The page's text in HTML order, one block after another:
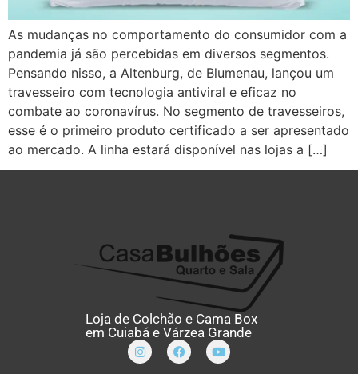
As mudanças no comportamento do consumidor com a
pandemia já são percebidas em diversos segmentos.
Pensando nisso, a Altenburg, de Blumenau, lançou um
travesseiro com tecnologia antiviral e eficaz no
combate ao coronavírus. No segmento de travesseiros,
esse é o primeiro produto certificado a ser apresentado
ao mercado. A linha estará disponível nas lojas a […]
Loja de Colchão e Cama Box
em Cuiabá e Várzea Grande